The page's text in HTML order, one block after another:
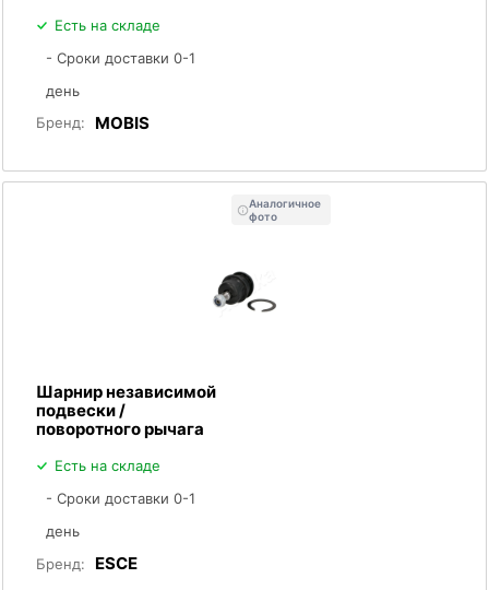
Есть на складе
- Сроки доставки 0-1
день
Бренд:
MOBIS
Аналогичное
фото
Шарнир независимой
подвески /
поворотного рычага
Есть на складе
- Сроки доставки 0-1
день
Бренд:
ESCE